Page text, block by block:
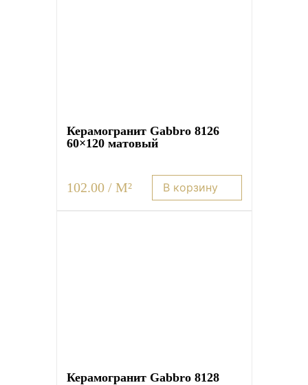
Керамогранит Gabbro 8126
60×120 матовый
102.00 / M² В корзину
Керамогранит Gabbro 8128